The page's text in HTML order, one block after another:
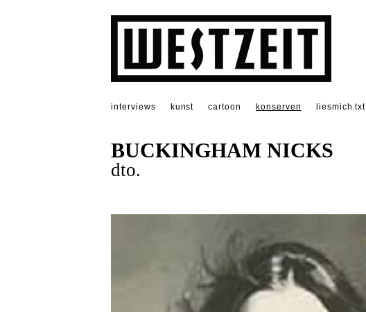
interviews kunst cartoon konserven liesmich.txt
BUCKINGHAM NICKS
dto.